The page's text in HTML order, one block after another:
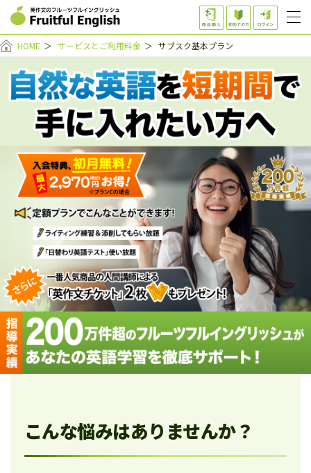
HOME ＞ サービスとご利用料金 ＞ サブスク基本プラン
こんな悩みはありませんか？